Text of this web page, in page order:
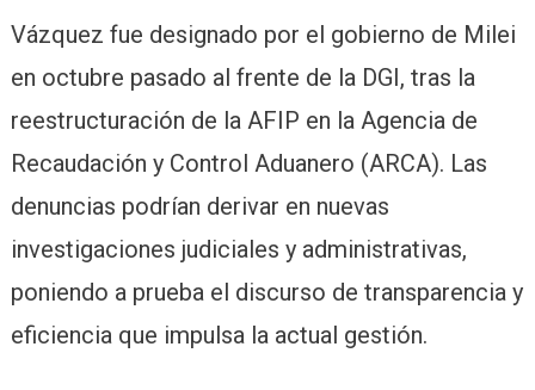
Vázquez fue designado por el gobierno de Milei
en octubre pasado al frente de la DGI, tras la
reestructuración de la AFIP en la Agencia de
Recaudación y Control Aduanero (ARCA). Las
denuncias podrían derivar en nuevas
investigaciones judiciales y administrativas,
poniendo a prueba el discurso de transparencia y
eficiencia que impulsa la actual gestión.